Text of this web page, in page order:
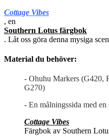
Cottage Vibes
, en
Southern Lotus färgbok
. Låt oss göra denna mysiga
Material du behöver:
- Ohuhu Markers (G420,
G270)
- En målningssida med en
Cottage Vibes
Färgbok av Southern